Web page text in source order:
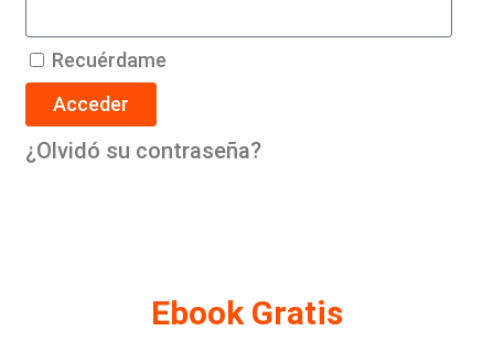
Recuérdame
Acceder
¿Olvidó su contraseña?
Ebook Gratis